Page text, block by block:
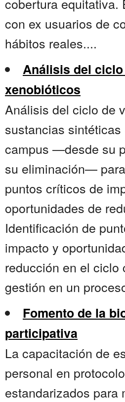
con ex usuarios de
hábitos reales....
Análisis del
xenobióticos
Análisis del ciclo de
sustancias
campus —desde su
su eliminación—
puntos críticos de
oportunidades de
Identificación de
impacto y
reducción en el ciclo
gestión en un
Fomento de la
participativa
La capacitación de
personal en
estandarizados para